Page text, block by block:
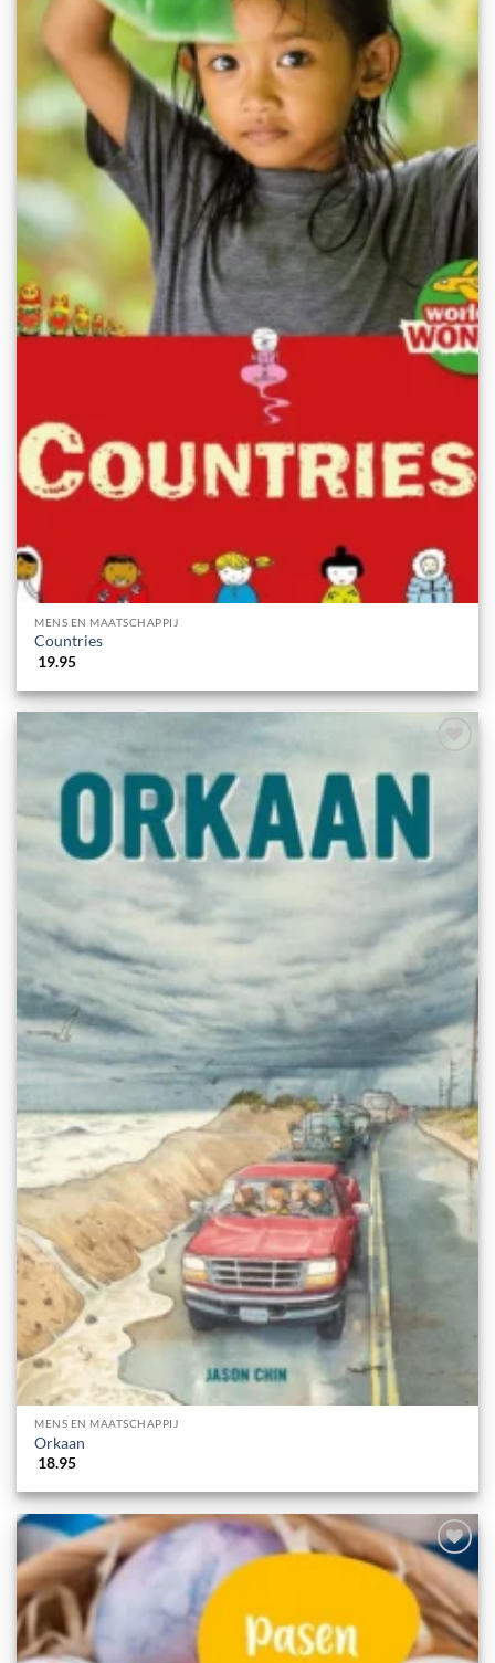
MENS EN MAATSCHAPPIJ
Countries
19.95
MENS EN MAATSCHAPPIJ
Orkaan
18.95